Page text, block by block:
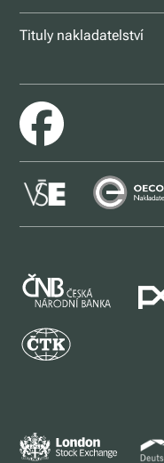
Tituly nakladatelství